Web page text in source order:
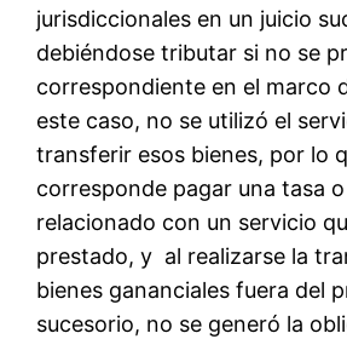
jurisdiccionales en un juicio
debiéndose tributar si no se
correspondiente en el marco
este caso, no se utilizó el
transferir esos bienes, por lo
corresponde pagar una tasa
relacionado con un servicio
prestado, y al realizarse la
bienes gananciales fuera del
sucesorio, no se generó la